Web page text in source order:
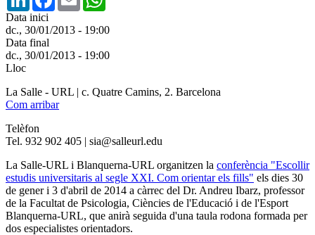
Data inici
dc., 30/01/2013 - 19:00
Data final
dc., 30/01/2013 - 19:00
Lloc
La Salle - URL | c. Quatre Camins, 2. Barcelona
Com arribar
Telèfon
Tel. 932 902 405 | sia@salleurl.edu
La Salle-URL i Blanquerna-URL organitzen la conferència "Escollir
estudis universitaris al segle XXI. Com orientar els fills" els dies 30
de gener i 3 d'abril de 2014 a càrrec del Dr. Andreu Ibarz, professor
de la Facultat de Psicologia, Ciències de l'Educació i de l'Esport
Blanquerna-URL, que anirà seguida d'una taula rodona formada per
dos especialistes orientadors.